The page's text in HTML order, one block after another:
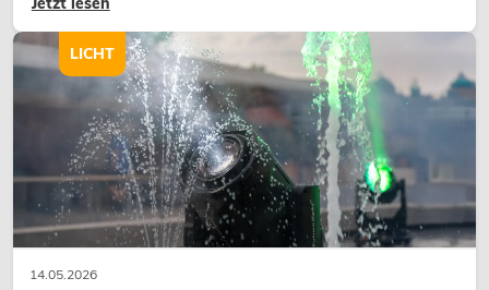
wirken lassen.
14.05.2026
LICHT